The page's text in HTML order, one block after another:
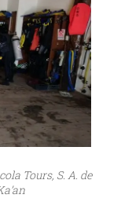
Tours, S. A. de